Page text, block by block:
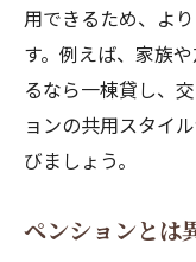
用できるため、よ
す。例えば、家族
るなら一棟貸し、
ョンの共用スタイ
びましょう。
ペンションとは